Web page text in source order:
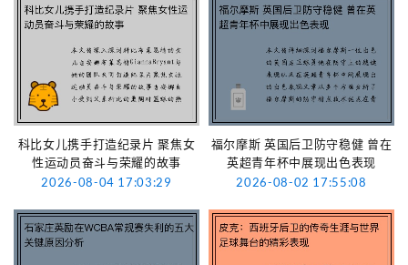
科比女儿携手打造纪录片 聚焦女
性运动员奋斗与荣耀的故事
2026-08-04 17:03:29
福尔摩斯 英国后卫防守稳健 曾在
英超青年杯中展现出色表现
2026-08-02 17:55:08